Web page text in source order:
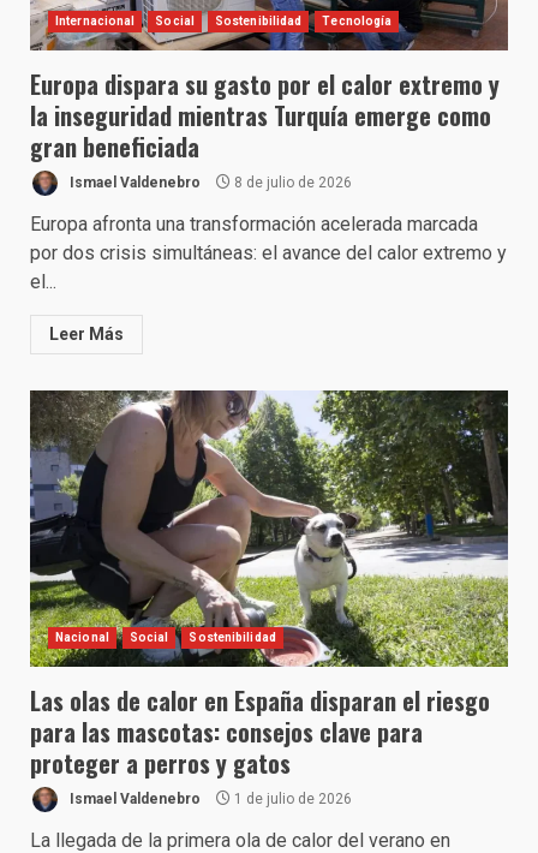
Internacional Social Sostenibilidad Tecnología
Europa dispara su gasto por el calor extremo y
la inseguridad mientras Turquía emerge como
gran beneficiada
Ismael Valdenebro 8 de julio de 2026
Europa afronta una transformación acelerada marcada
por dos crisis simultáneas: el avance del calor extremo y
el...
Leer Más
Nacional Social Sostenibilidad
Las olas de calor en España disparan el riesgo
para las mascotas: consejos clave para
proteger a perros y gatos
Ismael Valdenebro 1 de julio de 2026
La llegada de la primera ola de calor del verano en